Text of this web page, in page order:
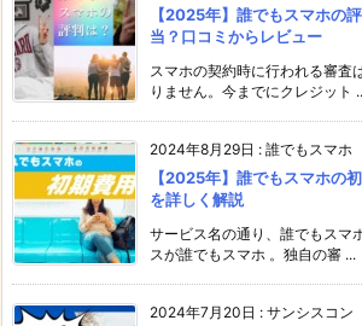
【2025年】誰でもスマホの
当？口コミからレビュー
スマホの契約時に行われる審査
りません。今までにクレジット
2024年8月29日 : 誰でもスマホ
【2025年】誰でもスマホの
を詳しく解説
サービス名の通り、誰でもスマ
スが誰でもスマホ 。独自の審 ...
2024年7月20日 : サンシスコン